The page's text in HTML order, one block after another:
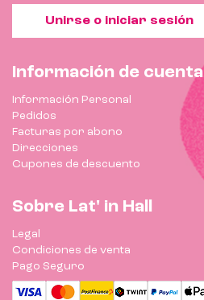
Unirse o iniciar sesión
Información de cuenta
Información Personal
Pedidos
Facturas por abono
Direcciones
Cupones de descuento
Sobre Lat' in Hall
Legal
Condiciones de venta
Pago Seguro